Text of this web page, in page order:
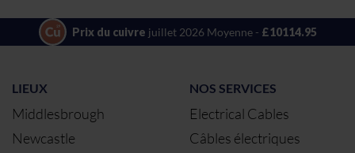
Prix du cuivre juillet 2026 Moyenne - £10114.95
LIEUX
Middlesbrough
Newcastle
NOS SERVICES
Electrical Cables
Câbles électriques